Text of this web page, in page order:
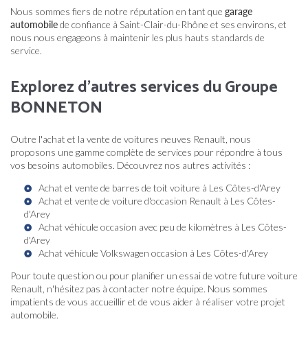
Nous sommes fiers de notre réputation en tant que garage
automobilede confiance à Saint-Clair-du-Rhône et ses environs, et
nous nous engageons à maintenir les plus hauts standards de
service.
Explorez d'autres services du Groupe
BONNETON
Outre l'achat et la vente de voitures neuves Renault, nous
proposons une gamme complète de services pour répondre à tous
vos besoins automobiles. Découvrez nos autres activités :
Achat et vente de barres de toit voiture à Les Côtes-d'Arey
Achat et vente de voiture d'occasion Renault à Les Côtes-
d'Arey
Achat véhicule occasion avec peu de kilomètres à Les Côtes-
d'Arey
Achat véhicule Volkswagen occasion à Les Côtes-d'Arey
Pour toute question ou pour planifier un essai de votre future voiture
Renault, n'hésitez pas à contacter notre équipe. Nous sommes
impatients de vous accueillir et de vous aider à réaliser votre projet
automobile.